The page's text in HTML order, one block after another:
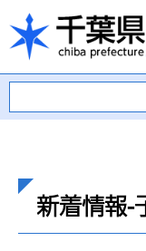
新着情報-